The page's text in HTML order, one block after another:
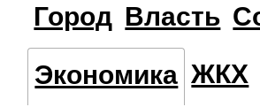
Город Власть
Экономика ЖКХ